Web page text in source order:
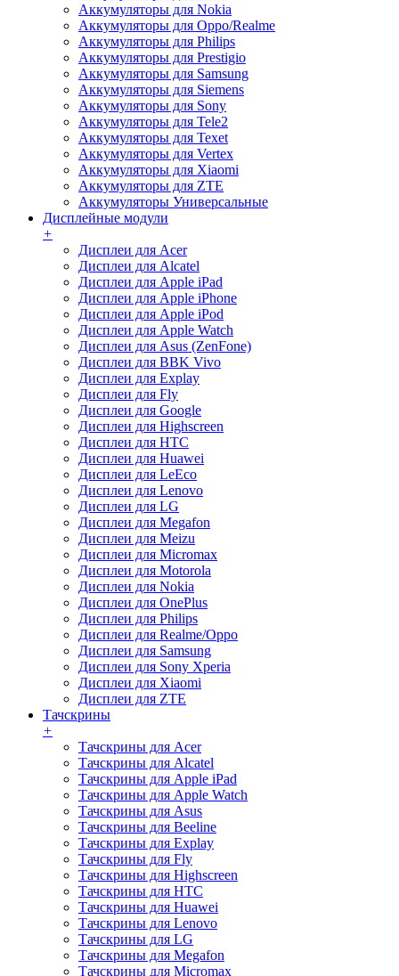
Аккумуляторы для Nokia
Аккумуляторы для Oppo/Realme
Аккумуляторы для Philips
Аккумуляторы для Prestigio
Аккумуляторы для Samsung
Аккумуляторы для Siemens
Аккумуляторы для Sony
Аккумуляторы для Tele2
Аккумуляторы для Texet
Аккумуляторы для Vertex
Аккумуляторы для Xiaomi
Аккумуляторы для ZTE
Аккумуляторы Универсальные
Дисплейные модули
+
Дисплеи для Acer
Дисплеи для Alcatel
Дисплеи для Apple iPad
Дисплеи для Apple iPhone
Дисплеи для Apple iPod
Дисплеи для Apple Watch
Дисплеи для Asus (ZenFone)
Дисплеи для BBK Vivo
Дисплеи для Explay
Дисплеи для Fly
Дисплеи для Google
Дисплеи для Highscreen
Дисплеи для HTC
Дисплеи для Huawei
Дисплеи для LeEco
Дисплеи для Lenovo
Дисплеи для LG
Дисплеи для Megafon
Дисплеи для Meizu
Дисплеи для Micromax
Дисплеи для Motorola
Дисплеи для Nokia
Дисплеи для OnePlus
Дисплеи для Philips
Дисплеи для Realme/Oppo
Дисплеи для Samsung
Дисплеи для Sony Xperia
Дисплеи для Xiaomi
Дисплеи для ZTE
Тачскрины
+
Тачскрины для Acer
Тачскрины для Alcatel
Тачскрины для Apple iPad
Тачскрины для Apple Watch
Тачскрины для Asus
Тачскрины для Beeline
Тачскрины для Explay
Тачскрины для Fly
Тачскрины для Highscreen
Тачскрины для HTC
Тачскрины для Huawei
Тачскрины для Lenovo
Тачскрины для LG
Тачскрины для Megafon
Тачскрины для Micromax